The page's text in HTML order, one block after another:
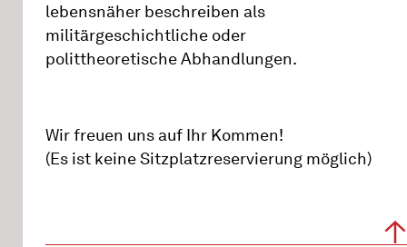
lebensnäher beschreiben als
militärgeschichtliche oder
polittheoretische Abhandlungen.
Wir freuen uns auf Ihr Kommen!
(Es ist keine Sitzplatzreservierung möglich)